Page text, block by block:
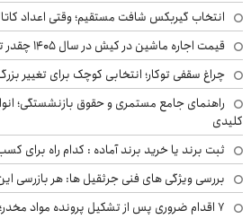
انتخاب گیربکس شافت مستقیم؛ وقتی اعداد
قیمت اجاره ماشین در کیش در سال ۱۴۰۵ چقدر تغییر کرده است؟
چراغ سقفی توکار؛ انتخابی کوچک برای تغییر
راهنمای جامع مستمری و حقوق بازنشستگی؛
کلیدی
ثبت برند یا خرید برند آماده : کدام راه برای
بررسی ویژگی های فنی جرثقیل ها: هر بازرسی
۷ اقدام ضروری پس از تشکیل پرونده مواد مخدر؛ راهنمای خانواده‌ها